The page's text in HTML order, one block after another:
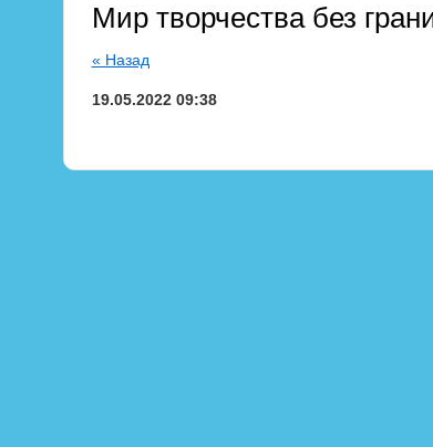
Мир творчества без
« Назад
19.05.2022 09:38